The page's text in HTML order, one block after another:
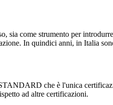
sia come strumento per
In quindici anni, in Italia
che è l'unica
ad altre certificazioni.